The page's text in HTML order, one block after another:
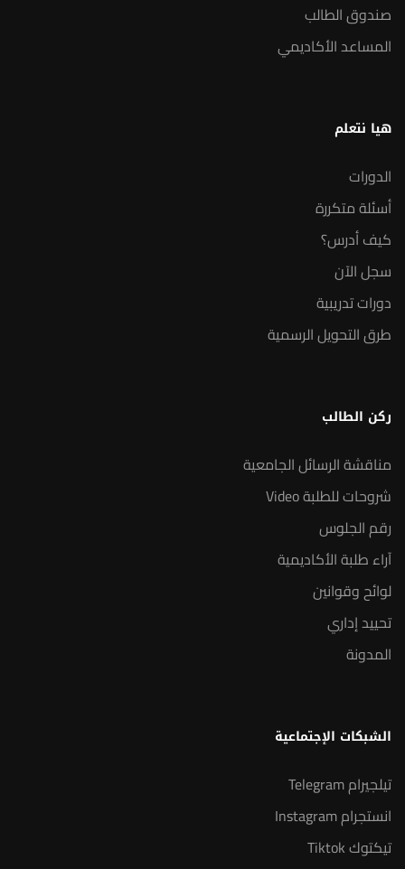
صندوق الطالب
المساعد الأكاديمي
هيا نتعلم
الدورات
أسئلة متكررة
كيف أدرس؟
سجل الآن
دورات تدريبية
طرق التحويل الرسمية
ركن الطالب
مناقشة الرسائل الجامعية
شروحات للطلبة Video
رقم الجلوس
آراء طلبة الأكاديمية
لوائح وقوانين
تحييد إداري
المدونة
الشبكات الإجتماعية
تيلجيرام Telegram
انستجرام Instagram
تيكتوك Tiktok